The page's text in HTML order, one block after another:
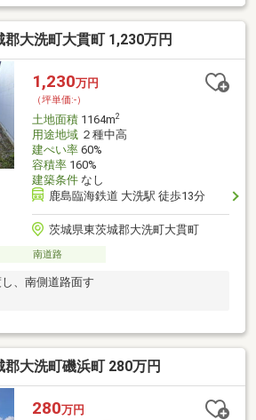
大洗町大貫町 1,230万円
1,230万円
（坪単価:-）
土地面積1164m2
用途地域２種中高
建ぺい率60%
容積率160%
建築条件なし
鹿島臨海鉄道 大洗駅 徒歩13分
茨城県東茨城郡大洗町大貫町
南道路
、南側道路面す
大洗町磯浜町 280万円
280万円